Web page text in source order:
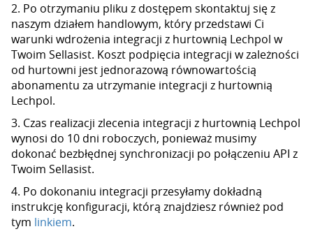
2. Po otrzymaniu pliku z dostępem skontaktuj się z
naszym działem handlowym, który przedstawi Ci
warunki wdrożenia integracji z hurtownią Lechpol w
Twoim Sellasist. Koszt podpięcia integracji w zależności
od hurtowni jest jednorazową równowartością
abonamentu za utrzymanie integracji z hurtownią
Lechpol.
3. Czas realizacji zlecenia integracji z hurtownią Lechpol
wynosi do 10 dni roboczych, ponieważ musimy
dokonać bezbłędnej synchronizacji po połączeniu API z
Twoim Sellasist.
4. Po dokonaniu integracji przesyłamy dokładną
instrukcję konfiguracji, którą znajdziesz również pod
tym linkiem.